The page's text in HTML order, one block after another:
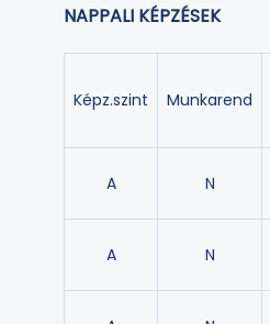
NAPPALI KÉPZÉSEK
Képz.szint Munkarend
A N
A N